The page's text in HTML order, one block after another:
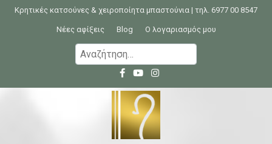
o
Κρητικές κατσούνες & χειροποίητα μπαστούνια | τηλ. 6977 00 8547
Νέες αφίξεις Blog Ο λογαριασμός μου
ν